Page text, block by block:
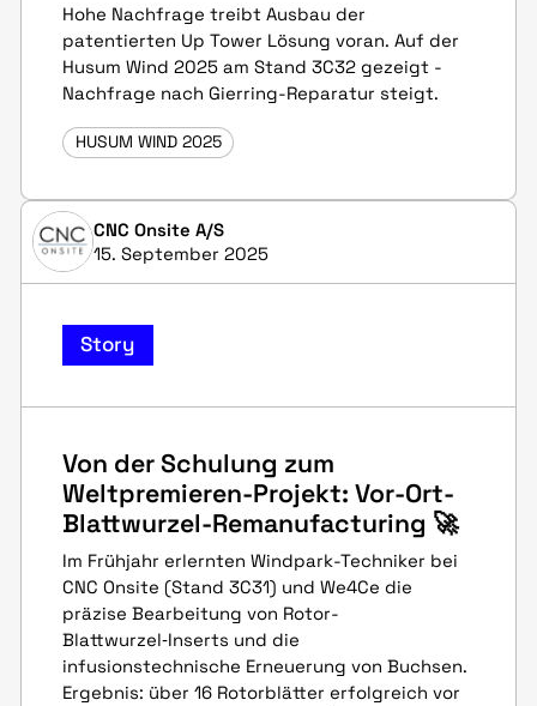
Hohe Nachfrage treibt Ausbau der
patentierten Up Tower Lösung voran. Auf der
Husum Wind 2025 am Stand 3C32 gezeigt -
Nachfrage nach Gierring-Reparatur steigt.
HUSUM WIND 2025
CNC Onsite A/S
15. September 2025
Story
Von der Schulung zum
Weltpremieren-Projekt: Vor-Ort-
Blattwurzel-Remanufacturing 🚀
Im Frühjahr erlernten Windpark-Techniker bei
CNC Onsite (Stand 3C31) und We4Ce die
präzise Bearbeitung von Rotor-
Blattwurzel‑Inserts und die
infusionstechnische Erneuerung von Buchsen.
Ergebnis: über 16 Rotorblätter erfolgreich vor